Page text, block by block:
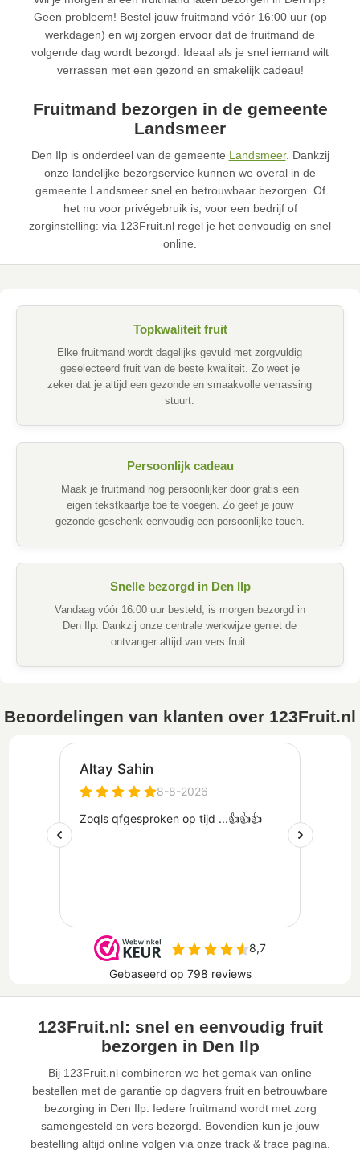
Geen probleem! Bestel jouw fruitmand vóór 16:00 uur (op
werkdagen) en wij zorgen ervoor dat de fruitmand de
volgende dag wordt bezorgd. Ideaal als je snel iemand wilt
verrassen met een gezond en smakelijk cadeau!
Fruitmand bezorgen in de gemeente
Landsmeer
Den Ilp is onderdeel van de gemeente Landsmeer. Dankzij
onze landelijke bezorgservice kunnen we overal in de
gemeente Landsmeer snel en betrouwbaar bezorgen. Of
het nu voor privégebruik is, voor een bedrijf of
zorginstelling: via 123Fruit.nl regel je het eenvoudig en snel
online.
Topkwaliteit fruit
Elke fruitmand wordt dagelijks gevuld met zorgvuldig
geselecteerd fruit van de beste kwaliteit. Zo weet je
zeker dat je altijd een gezonde en smaakvolle verrassing
stuurt.
Persoonlijk cadeau
Maak je fruitmand nog persoonlijker door gratis een
eigen tekstkaartje toe te voegen. Zo geef je jouw
gezonde geschenk eenvoudig een persoonlijke touch.
Snelle bezorgd in Den Ilp
Vandaag vóór 16:00 uur besteld, is morgen bezorgd in
Den Ilp. Dankzij onze centrale werkwijze geniet de
ontvanger altijd van vers fruit.
Beoordelingen van klanten over 123Fruit.nl
123Fruit.nl: snel en eenvoudig fruit
bezorgen in Den Ilp
Bij 123Fruit.nl combineren we het gemak van online
bestellen met de garantie op dagvers fruit en betrouwbare
bezorging in Den Ilp. Iedere fruitmand wordt met zorg
samengesteld en vers bezorgd. Bovendien kun je jouw
bestelling altijd online volgen via onze track & trace pagina.